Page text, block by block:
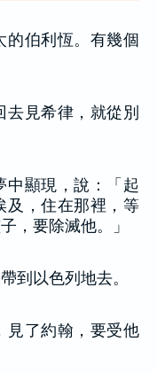
的伯利恆。有幾個
見希律，就從別
中顯現，說：「起
及，住在那裡，等
，要除滅他。」
到以色列地去。
見了約翰，要受他